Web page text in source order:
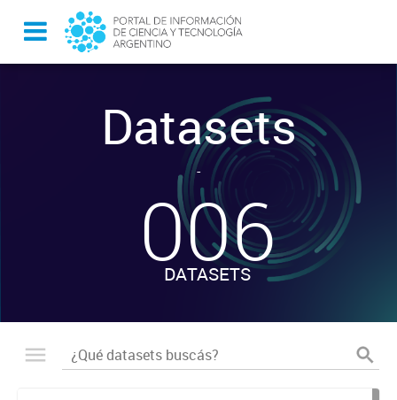
Datasets
-
006
DATASETS